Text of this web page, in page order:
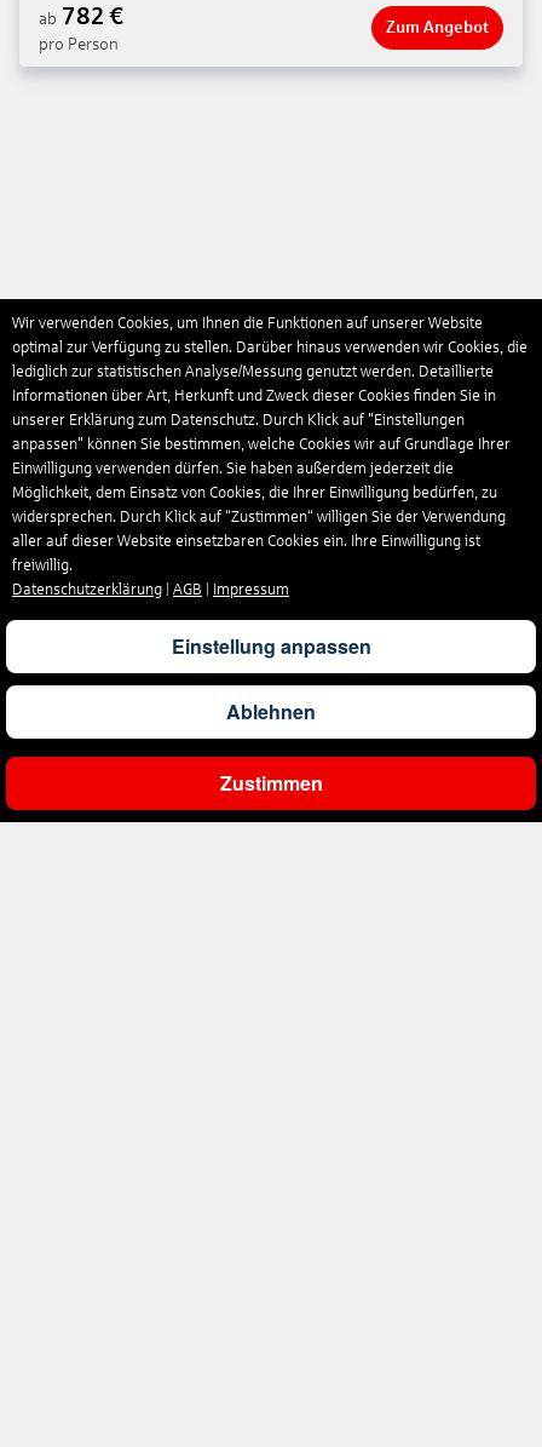
Angebot
Gesamtpreis Pro Person
ab 782 €
pro Person
Zum Angebot
Wir verwenden Cookies, um Ihnen die Funktionen auf unserer Website
optimal zur Verfügung zu stellen. Darüber hinaus verwenden wir Cookies, die
lediglich zur statistischen Analyse/Messung genutzt werden. Detaillierte
Informationen über Art, Herkunft und Zweck dieser Cookies finden Sie in
unserer Erklärung zum Datenschutz. Durch Klick auf "Einstellungen
anpassen" können Sie bestimmen, welche Cookies wir auf Grundlage Ihrer
Einwilligung verwenden dürfen. Sie haben außerdem jederzeit die
Möglichkeit, dem Einsatz von Cookies, die Ihrer Einwilligung bedürfen, zu
widersprechen. Durch Klick auf “Zustimmen“ willigen Sie der Verwendung
aller auf dieser Website einsetzbaren Cookies ein. Ihre Einwilligung ist
freiwillig.
Datenschutzerklärung
AGB Impressum
Einstellung anpassen
Ablehnen
Zustimmen